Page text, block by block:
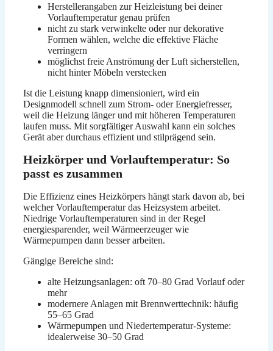
Herstellerangaben zur Heizleistung bei deiner
Vorlauftemperatur genau prüfen
nicht zu stark verwinkelte oder nur dekorative
Formen wählen, welche die effektive Fläche
verringern
möglichst freie Anströmung der Luft sicherstellen,
nicht hinter Möbeln verstecken
Ist die Leistung knapp dimensioniert, wird ein
Designmodell schnell zum Strom- oder Energiefresser,
weil die Heizung länger und mit höheren Temperaturen
laufen muss. Mit sorgfältiger Auswahl kann ein solches
Gerät aber durchaus effizient und stilprägend sein.
Heizkörper und Vorlauftemperatur: So
passt es zusammen
Die Effizienz eines Heizkörpers hängt stark davon ab, bei
welcher Vorlauftemperatur das Heizsystem arbeitet.
Niedrige Vorlauftemperaturen sind in der Regel
energiesparender, weil Wärmeerzeuger wie
Wärmepumpen dann besser arbeiten.
Gängige Bereiche sind:
alte Heizungsanlagen: oft 70–80 Grad Vorlauf oder
mehr
modernere Anlagen mit Brennwerttechnik: häufig
55–65 Grad
Wärmepumpen und Niedertemperatur-Systeme:
idealerweise 30–50 Grad